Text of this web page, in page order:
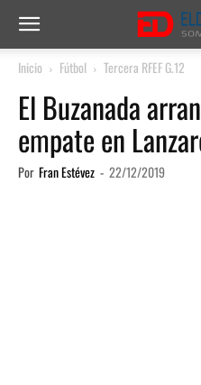
Inicio Fútbol Tercera RFEF G.12
El Buzanada
empate en
Por Fran Estévez - 22/12/2019